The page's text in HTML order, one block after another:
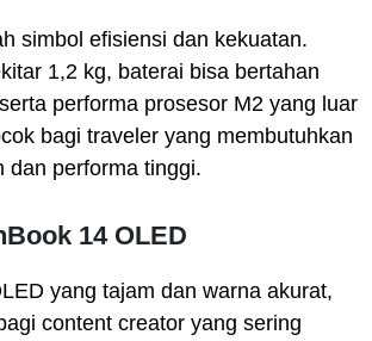
simbol efisiensi dan kekuatan.
1,2 kg, baterai bisa bertahan
performa prosesor M2 yang luar
bagi traveler yang membutuhkan
dan performa tinggi.
14 OLED
yang tajam dan warna akurat,
content creator yang sering